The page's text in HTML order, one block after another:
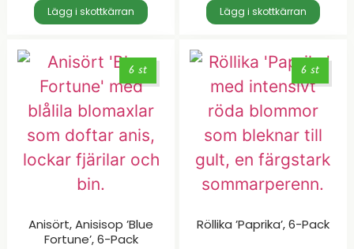
Lägg i skottkärran Lägg i skottkärran
6 st
Anisört, Anisisop ’Blue
Fortune’, 6-Pack
6 st
Röllika ’Paprika’, 6-Pack